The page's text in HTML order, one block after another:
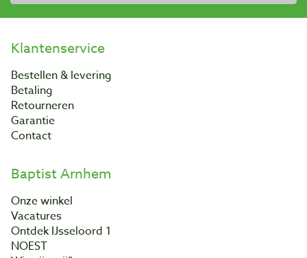
Klantenservice
Bestellen & levering
Betaling
Retourneren
Garantie
Contact
Baptist Arnhem
Onze winkel
Vacatures
Ontdek IJsseloord 1
NOEST